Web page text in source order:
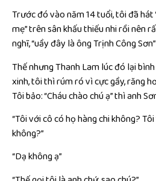
Trước đó vào năm 14 tuổi, tôi đã hát
mẹ” trên sân khấu thiếu nhi rồi nên
nghĩ, “uầy đây là ông Trịnh Công
Thế nhưng Thanh Lam lúc đó lại
xinh, tôi thì rúm ró vì cực gầy, răng
Tôi bảo: “Cháu chào chú ạ” thì anh
“Tôi với cô có họ hàng chi không?
không?”
“Dạ không ạ”